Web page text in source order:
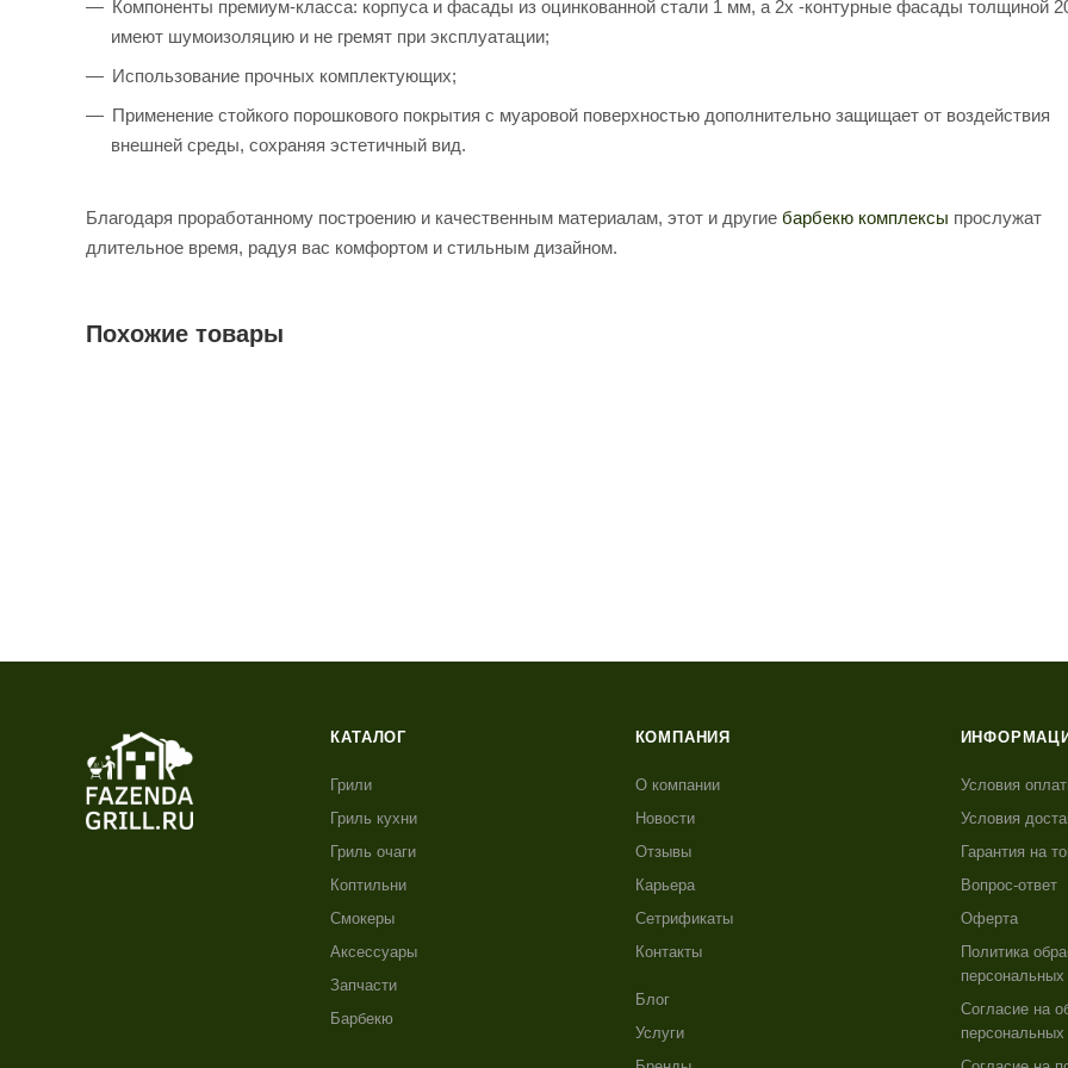
Компоненты премиум-класса: корпуса и фасады из оцинкованной стали 1 мм, а 2х -контурные фасады толщиной
имеют шумоизоляцию и не гремят при эксплуатации;
Использование прочных комплектующих;
Применение стойкого порошкового покрытия с муаровой поверхностью дополнительно защищает от воздействия
внешней среды, сохраняя эстетичный вид.
Благодаря проработанному построению и качественным материалам, этот и другие барбекю комплексы прослужат
длительное время, радуя вас комфортом и стильным дизайном.
Похожие товары
КАТАЛОГ
Грили
Гриль кухни
Гриль очаги
Коптильни
Смокеры
Аксессуары
Запчасти
Барбекю
КОМПАНИЯ
О компании
Новости
Отзывы
Карьера
Сетрификаты
Контакты
Блог
Услуги
Условия
Условия
Гарантия на
Вопрос-ответ
Оферта
Политика
Согласие на